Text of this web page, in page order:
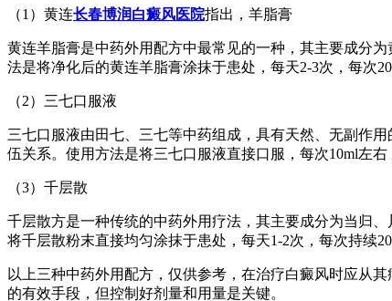
（1）黄连长春博润白癜风医院指出，羊脂膏
黄连羊脂膏是中药外用配方中最常见的一种，其主要成分
法是将净化后的黄连羊脂膏涂抹于患处，每天2-3次，每次
（2）三七口服液
三七口服液由田七、三七等中药组成，具有天然、无副作
伍关系。使用方法是将三七口服液直接口服，每次10ml左右
（3）千层散
千层散方是一种传统的中药外用疗法，其主要成分为当归
将千层散粉末直接均匀涂抹于患处，每天1-2次，每次持续
以上三种中药外用配方，仅供参考，在治疗白癜风时应从
的有效手段，但控制好剂量和用量是关键。